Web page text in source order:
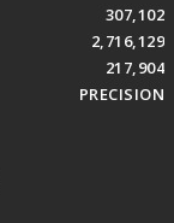
307,102
2,716,129
217,904
PRECISION